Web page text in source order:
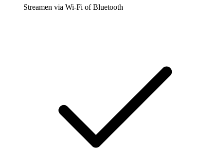
Streamen via Wi-Fi of Bluetooth